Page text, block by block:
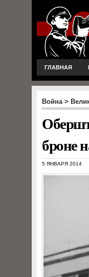
ГЛАВНАЯ
Война>
броне
5 ЯНВАРЯ 2014